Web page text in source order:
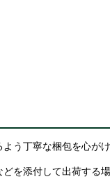
う丁寧な梱包を心がけ
を添付して出荷する